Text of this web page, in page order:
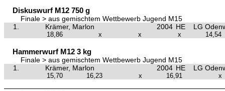
Diskuswurf M12 750 g
Finale > aus gemischtem Wettbewerb Jugend M15
1.
Krämer, Marlon 2004 HE LG
18,86 x x x 14,54
Hammerwurf M12 3 kg
Finale > aus gemischtem Wettbewerb Jugend M15
1.
Krämer, Marlon 2004 HE LG
15,70 16,23 x 16,91 x